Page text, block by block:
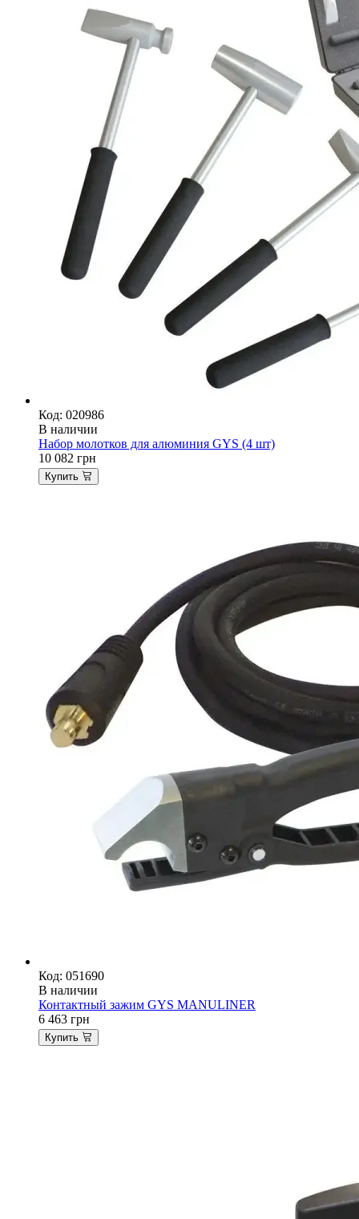
Код: 020986
В наличии
Набор молотков для алюминия GYS (4 шт)
10 082 грн
Купить
Код: 051690
В наличии
Контактный зажим GYS MANULINER
6 463 грн
Купить